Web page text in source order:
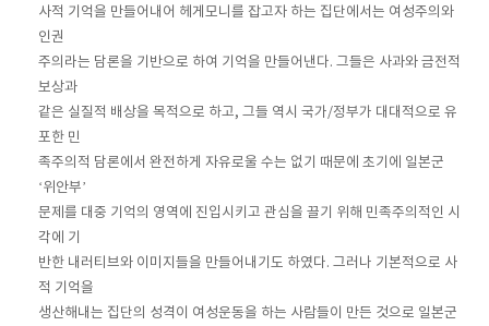
사적 기억을 만들어내어 헤게모니를 잡고자 하는 집단에서는 여성주의와
인권
주의라는 담론을 기반으로 하여 기억을 만들어낸다. 그들은 사과와 금전적
보상과
같은 실질적 배상을 목적으로 하고, 그들 역시 국가/정부가 대대적으로 유
포한 민
족주의적 담론에서 완전하게 자유로울 수는 없기 때문에 초기에 일본군
‘위안부’
문제를 대중 기억의 영역에 진입시키고 관심을 끌기 위해 민족주의적인 시
각에 기
반한 내러티브와 이미지들을 만들어내기도 하였다. 그러나 기본적으로 사
적 기억을
생산해내는 집단의 성격이 여성운동을 하는 사람들이 만든 것으로 일본군